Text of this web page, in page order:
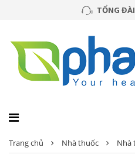
TỔNG
Trang chủ Nhà thuốc Nhà